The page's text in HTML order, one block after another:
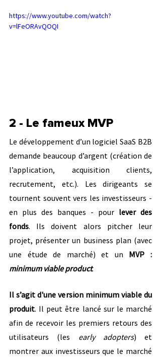
https://www.youtube.com/watch?
v=lFeORAvQOQI
2 - Le fameux MVP
Le développement d’un logiciel SaaS B2B
demande beaucoup d’argent (création de
l’application, acquisition clients,
recrutement, etc.). Les dirigeants se
tournent souvent vers les investisseurs -
en plus des banques - pour lever des
fonds. Ils doivent alors pitcher leur
projet, présenter un business plan (avec
une étude de marché) et un
minimum viable product.
Il s’agit d'une version minimum viable du
produit. Il peut être lancé sur le marché
afin de recevoir les premiers retours des
utilisateurs (les early adopters) et
montrer aux investisseurs que le marché